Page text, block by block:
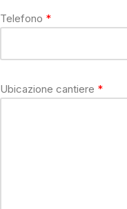
Telefono
Ubicazione cantiere